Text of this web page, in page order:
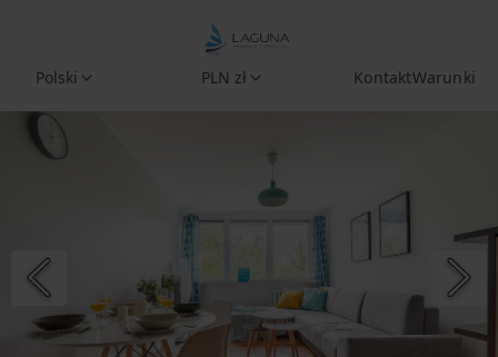
Polski PLN zł KontaktWarunki